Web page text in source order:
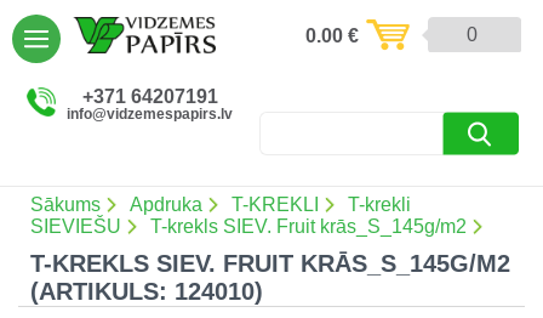
+371 64207191
info@vidzemespapirs.lv
0
0.00€
Sākums Apdruka T-KREKLI
T-krekli
SIEVIEŠU
T-krekls SIEV. Fruit krās_S_145g/m2
T-KREKLS SIEV. FRUIT KRĀS_S_145G/M2
(ARTIKULS: 124010)
AIZVĒRT
Atlaides (12)
Ielogoties